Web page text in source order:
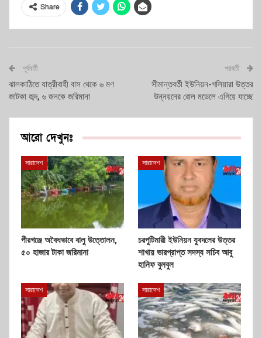
Share
পূর্ববর্তী
ঝালকাঠিতে যাত্রীবাহী বাস থেকে ৬ মণ
জাটকা জব্দ, ৬ জনকে জরিমানা
পরবর্তী
সীমান্তবর্তী ইউনিয়ন-গলিয়ারা উত্তর
উন্নয়নের রোল মডেলে এগিয়ে যাচ্ছে
আরো দেখুনঃ
সারাদেশ
পীরগঞ্জে অবৈধভাবে বালু উত্তোলন,
৫০ হাজার টাকা জরিমানা
সারাদেশ
চরপুটিমারী ইউনিয়ন যুবদলের উত্তর
শাখায় ভারপ্রাপ্ত সদস্য সচিব আবু
হানিফ বুলবুল
সারাদেশ সারাদেশ